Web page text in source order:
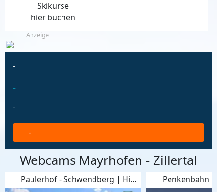
Skikurse
hier buchen
Anzeige
-
-
-
-
Webcams Mayrhofen - Zillertal
Paulerhof - Schwendberg | Hippach Penkenbahn